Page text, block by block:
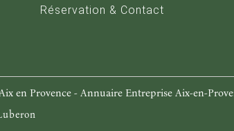
Réservation & Contact
en Provence- Annuaire Entreprise Aix-en-